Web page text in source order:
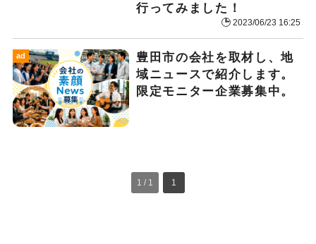
行ってみました！
2023/06/23 16:25
ad
豊田市の会社を取材し、地
域ニュースで紹介します。
限定モニター企業募集中。
1 / 1 1